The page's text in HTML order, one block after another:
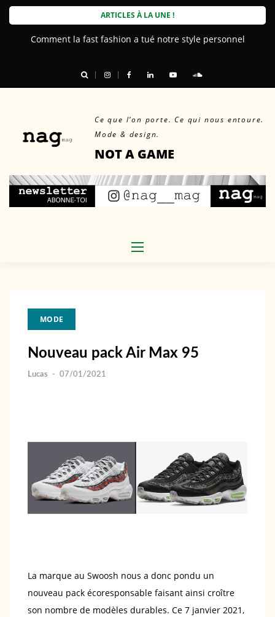
Skip
ARTICLES À LA UNE !
Comment la fast fashion a tué notre style personnel
Ce que l’on porte. Ce qui nous entoure.
Mode & design.
NOT A GAME
MODE
Nouveau pack Air Max 95
Lucas - 07/01/2021
La marque au Swoosh nous a donc pondu un
nouveau pack écoresponsable faisant ainsi croître
son nombre de modèles durables. Ce 7 janvier 2021,